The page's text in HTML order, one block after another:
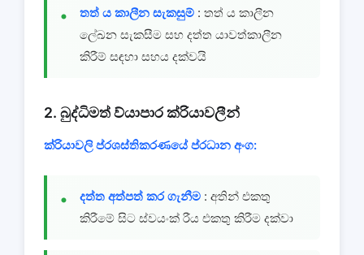
තත් ය කාලීන සැකසුම් : තත් ය කාලීන
ලේඛන සැකසීම සහ දත්ත යාවත්කාලීන
කිරීම් සඳහා සහය දක්වයි
2. බුද්ධිමත් ව්යාපාර ක්රියාවලීන්
ක්රියාවලි ප්රශස්තිකරණයේ ප්රධාන අංග:
දත්ත අත්පත් කර ගැනීම : අතින් එකතු
කිරීමේ සිට ස්වයංක් රීය එකතු කිරීම දක්වා